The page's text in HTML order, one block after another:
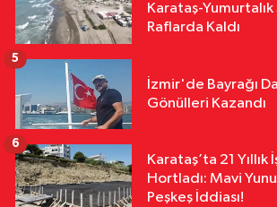
Karataş-Yumurtalık
Raflarda Kaldı
İzmir'de Bayrağı
Gönülleri Kazandı
5
Karataş’ta 21
Hortladı: Mavi
Peşkeş İddiası!
6